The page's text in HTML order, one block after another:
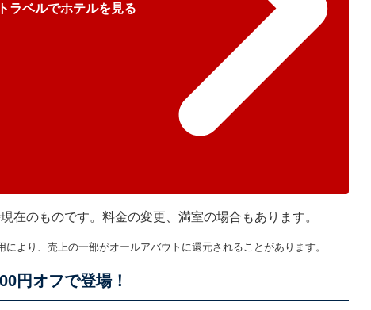
ラベルでホテルを見る
のものです。料金の変更、満室の場合もあります。
より、売上の一部がオールアバウトに還元されることがあります。
円オフで登場！